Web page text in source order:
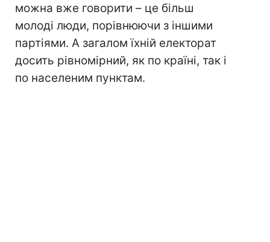
можна вже говорити – це більш
молоді люди, порівнюючи з іншими
партіями. А загалом їхній електорат
досить рівномірний, як по країні, так і
по населеним пунктам.